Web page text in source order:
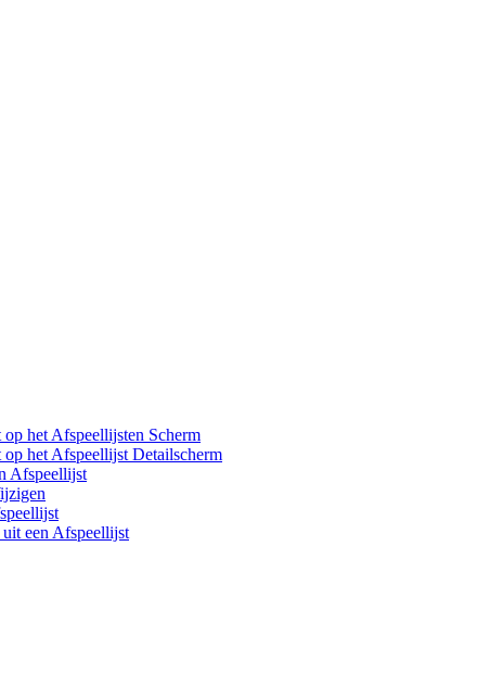
het Afspeellijsten Scherm
het Afspeellijst Detailscherm
Afspeellijst
een Afspeellijst